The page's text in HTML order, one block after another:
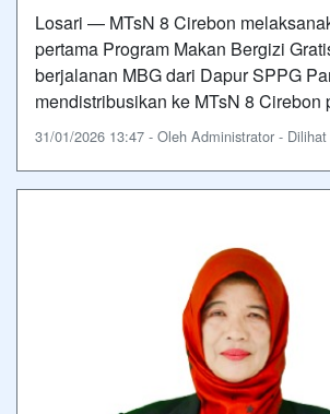
Losari — MTsN 8 Cirebon
pertama Program Makan Bergizi
berjalanan MBG dari Dapur SPPG
mendistribusikan ke MTsN 8 Cirebon
31/01/2026 13:47 - Oleh Administrator - Dilihat